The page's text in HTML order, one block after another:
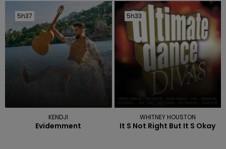
5h37
5h37
KENDJI
Evidemment
5h33
5h33
WHITNEY HOUSTON
It S Not Right But It S Okay